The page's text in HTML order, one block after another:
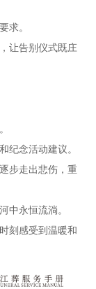
求。
让告别仪式既庄
纪念活动建议。
步走出悲伤，重
中永恒流淌。
刻感受到温暖和